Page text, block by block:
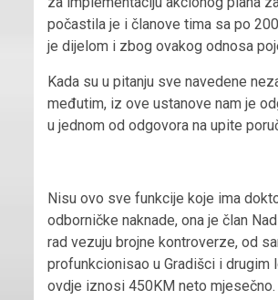
počastila je i članove tima sa po
je dijelom i zbog ovakog odnosa
Kada su u pitanju sve navedene
međutim, iz ove ustanove nam je
u jednom od odgovora na upite
Nisu ovo sve funkcije koje ima
odborničke naknade, ona je član
rad vezuju brojne kontroverze, od
profunkcionisao u Gradišci i drugim
ovdje iznosi 450KM neto mjesečno.